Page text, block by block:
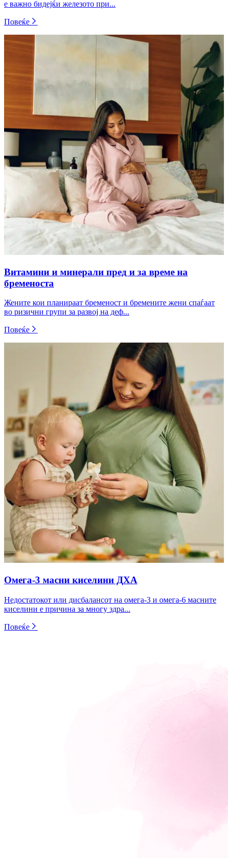
е важно бидејќи железото при...
Повеќе
Витамини и минерали пред и за време на
бременоста
Жените кои планираат бременост и бремените жени спаѓаат
во ризични групи за развој на деф...
Повеќе
Омега-3 масни киселини ДХА
Недостатокот или дисбалансот на омега-3 и омега-6 масните
киселини е причина за многу здра...
Повеќе